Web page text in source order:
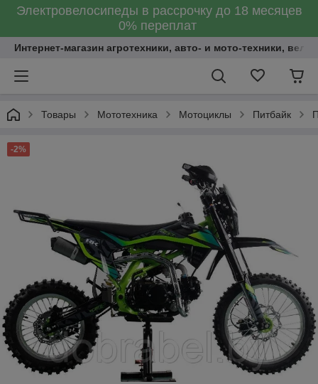
Электровелосипеды в рассрочку до 18 месяцев
0% переплат
Интернет-магазин агротехники, авто- и мото-техники,
Товары Мототехника Мотоциклы Питбайк
-2%